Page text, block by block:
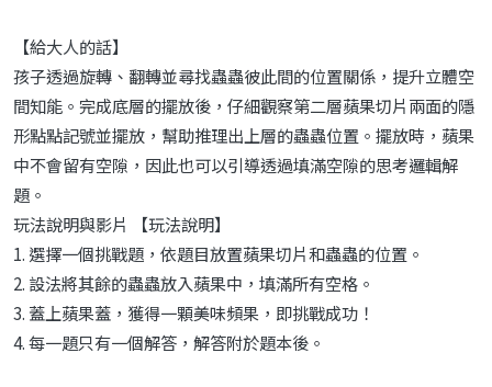
【給大人的話】
孩子透過旋轉、翻轉並尋找蟲蟲彼此間的位置關係，提升立體空
間知能。完成底層的擺放後，仔細觀察第二層蘋果切片兩面的隱
形點點記號並擺放，幫助推理出上層的蟲蟲位置。擺放時，蘋果
中不會留有空隙，因此也可以引導透過填滿空隙的思考邏輯解
題。
玩法說明與影片 【玩法說明】
1. 選擇一個挑戰題，依題目放置蘋果切片和蟲蟲的位置。
2. 設法將其餘的蟲蟲放入蘋果中，填滿所有空格。
3. 蓋上蘋果蓋，獲得一顆美味頻果，即挑戰成功！
4. 每一題只有一個解答，解答附於題本後。